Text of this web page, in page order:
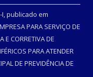
I, publicado em
PARA SERVIÇO DE
E CORRETIVA DE
PARA ATENDER
DE PREVIDÊNCIA DE